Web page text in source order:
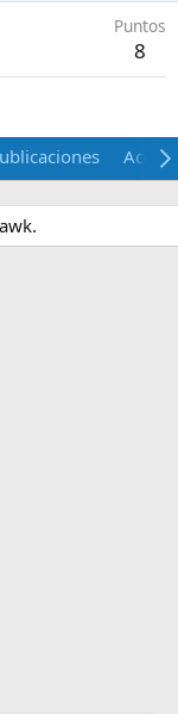
Puntos
8
Acerca